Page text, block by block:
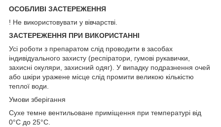
ОСОБЛИВІ ЗАСТЕРЕЖЕННЯ
! Не використовувати у вівчарстві.
ЗАСТЕРЕЖЕННЯ ПРИ ВИКОРИСТАННІ
Усі роботи з препаратом слід проводити в засобах
індивідуального захисту (респіратори, гумові рукавички,
захисні окуляри, захисний одяг). У випадку подразнення очей
або шкіри уражене місце слід промити великою кількістю
теплої води.
Умови зберігання
Сухе темне вентильоване приміщення при температурі від
0°С до 25°С.